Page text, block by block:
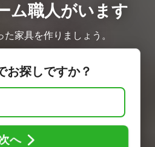
ム職人がいます
家具を作りましょう。
お探しですか？
へ